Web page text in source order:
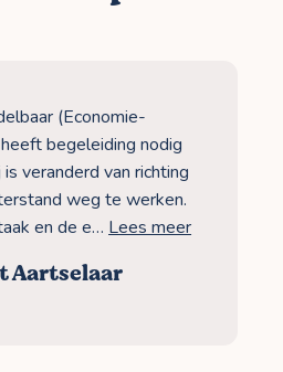
(Economie-
begeleiding nodig
veranderd van richting
weg te werken.
en de e… Lees meer
Aartselaar